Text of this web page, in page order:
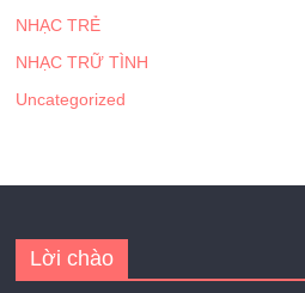
NHẠC TRẺ
NHẠC TRỮ TÌNH
Uncategorized
Lời chào